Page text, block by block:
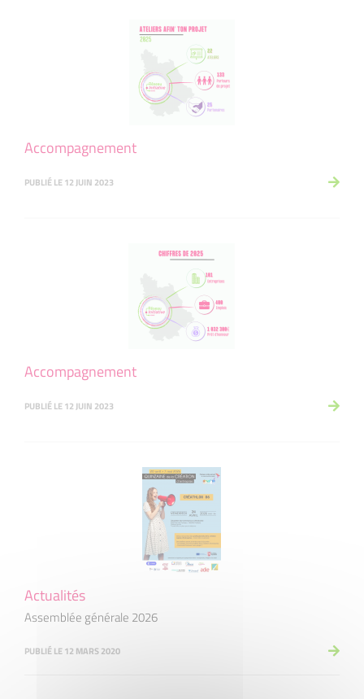
Accompagnement
PUBLIÉ LE 12 JUIN 2023
Accompagnement
PUBLIÉ LE 12 JUIN 2023
Actualités
Assemblée générale 2026
PUBLIÉ LE 12 MARS 2020